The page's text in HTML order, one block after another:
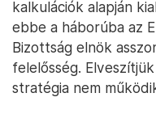
kalkulációk alapján
ebbe a háborúba az
Bizottság elnök
felelősség.
stratégia nem